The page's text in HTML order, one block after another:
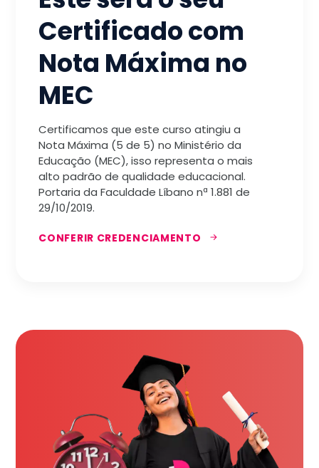
Certificado com
Nota Máxima no
MEC
Certificamos que este curso atingiu a
Nota Máxima (5 de 5) no Ministério da
Educação (MEC), isso representa o mais
alto padrão de qualidade educacional.
Portaria da Faculdade Líbano nª 1.881 de
29/10/2019.
CONFERIR CREDENCIAMENTO